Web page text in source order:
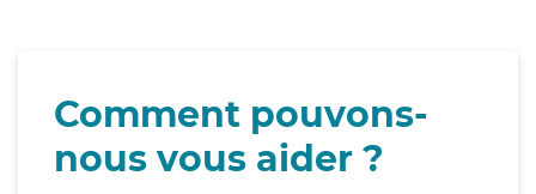
Comment pouvons-
nous vous aider ?